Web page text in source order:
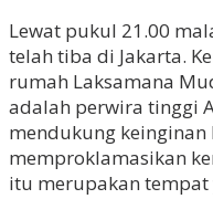
Lewat pukul 21.00
telah tiba di Jakarta.
rumah Laksamana
adalah perwira tinggi
mendukung
memproklamasikan
itu merupakan